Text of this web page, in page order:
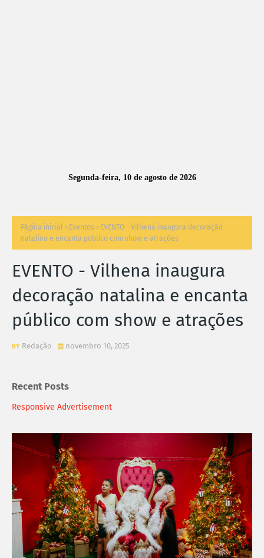
Segunda-feira, 10 de agosto de 2026
Página inicial Eventos
EVENTO - Vilhena inaugura decoração
natalina e encanta público com show e atrações
EVENTO - Vilhena inaugura
decoração natalina e encanta
público com show e atrações
Redação novembro 10, 2025
Recent Posts
Responsive Advertisement